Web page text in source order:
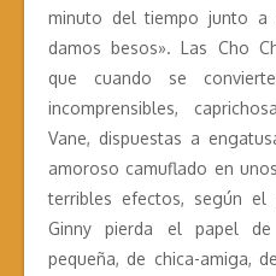
minuto del tiempo junto
damos besos». Las Cho
que cuando se
incomprensibles,
Vane, dispuestas a
amoroso camuflado en
terribles efectos, según
Ginny pierda el papel de
pequeña, de chica-amiga,